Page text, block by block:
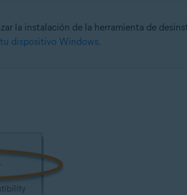
la instalación de la herramienta de
dispositivo Windows.